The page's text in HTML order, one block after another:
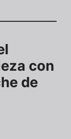
con
de